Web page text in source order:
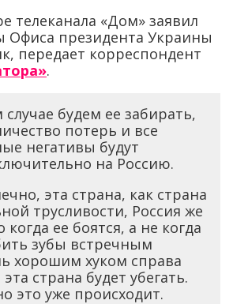
телеканала «Дом» заявил
Офиса президента Украины
передает корреспондент
.
будем ее забирать,
потерь и все
негативы будут
на Россию.
эта страна, как страна
трусливости, Россия же
ее боятся, а не когда
зубы встречным
хорошим хуком справа
страна будет убегать.
это уже происходит.